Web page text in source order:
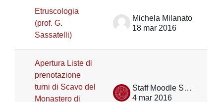
Etruscologia
(prof. G.
Sassatelli)
Michela Milanato
18 mar 2016
Apertura Liste di
prenotazione
turni di Scavo del
Monastero di
Staff Moodle Scienze umane
4 mar 2016